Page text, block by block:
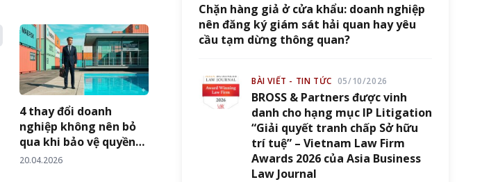
4 thay đổi doanh
nghiệp không nên bỏ
qua khi bảo vệ quyền
sở hữu trí tuệ tại cửa
20.04.2026
Chặn hàng giả ở cửa khẩu: doanh nghiệp
nên đăng ký giám sát hải quan hay yêu
cầu tạm dừng thông quan?
BÀI VIẾT - TIN TỨC 05/10/2026
BROSS & Partners được vinh
danh cho hạng mục IP Litigation
“Giải quyết tranh chấp Sở hữu
trí tuệ” – Vietnam Law Firm
Awards 2026 của Asia Business
Law Journal